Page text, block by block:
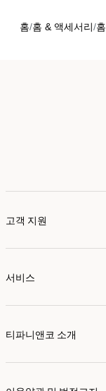
홈 홈 & 액세서리 홈
고객 지원
서비스
티파니앤코 소개